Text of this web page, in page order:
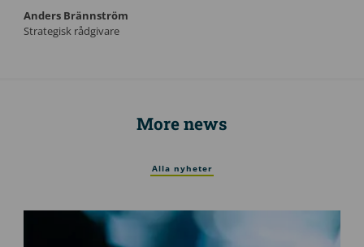
Anders Brännström
Strategisk rådgivare
More news
Alla nyheter